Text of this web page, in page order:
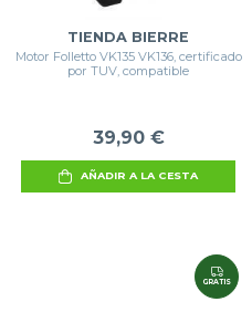
TIENDA BIERRE
Motor Folletto VK135 VK136, certificado
por TUV, compatible
39,90 €
AÑADIR A LA CESTA
GRATIS